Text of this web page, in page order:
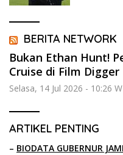
BERITA NETWORK
Bukan Ethan Hunt!
Cruise di Film
Selasa, 14 Jul 2026 - 10:26
ARTIKEL PENTING
– BIODATA GUBERNUR